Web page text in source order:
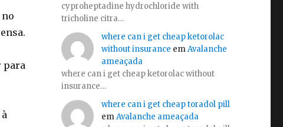
para
cyproheptadine hydrochloride with
tricholine citra…
where can i get cheap ketorolac
without insurance emAvalanche
ameaçada
where can i get cheap ketorolac without
insurance…
where can i get cheap toradol pill
emAvalanche ameaçada